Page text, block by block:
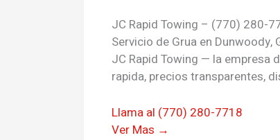
JC Rapid Towing – (770) 280-
Servicio de Grua en Dunwoody,
JC Rapid Towing — la empresa
rapida, precios transparentes,
Llama al (770) 280-7718
Ver Mas →